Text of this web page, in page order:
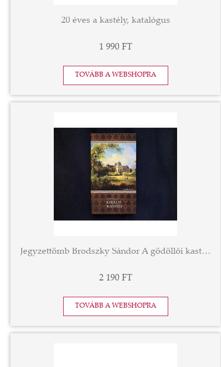
20 éves a kastély, katalógus
1 990 FT
TOVÁBB A WEBSHOPRA
Jegyzettömb Brodszky Sándor A gödöllői kastély című olajfestményével díszítve
2 190 FT
TOVÁBB A WEBSHOPRA